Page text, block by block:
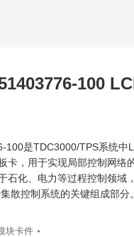
100
100是TDC3000/TPS系统中
卡，用于实现局部控制网络
石化、电力等过程控制领域
散控制系统的关键组成部分。
块卡件